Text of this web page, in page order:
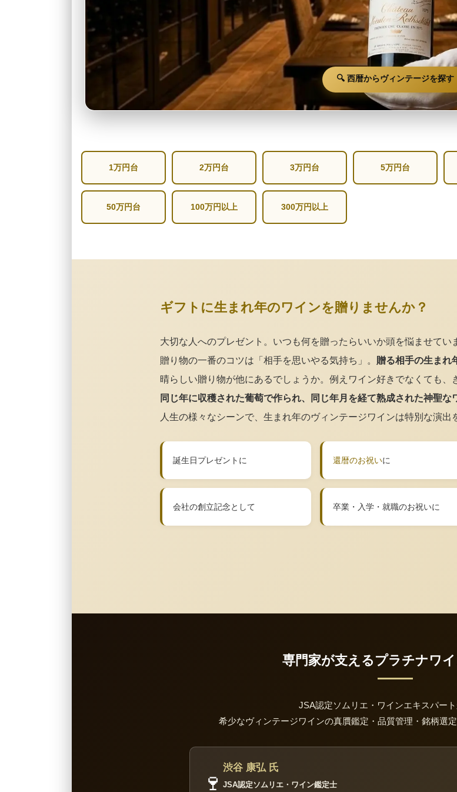
🔍 西暦からヴィンテージを探す
1万円台 2万円台 3万円台 5万円台
50万円台 100万円以上 300万円以上
ギフトに生まれ年のワインを贈りませんか？
大切な人へのプレゼント。いつも何を贈ったらいいか頭を悩ませてい
贈り物の一番のコツは「相手を思いやる気持ち」。 贈る相手の生まれ
晴らしい贈り物が他にあるでしょうか。例えワイン好きでなくても、
同じ年に収穫された葡萄で作られ、同じ年月を経て熟成された神聖な
人生の様々なシーンで、生まれ年のヴィンテージワインは特別な演出
誕生日プレゼントに 還暦のお祝いに
会社の創立記念として 卒業・入学・就職のお祝いに
専門家が支えるプラチナワ
JSA認定ソムリエ・ワインエキスパート
希少なヴィンテージワインの真贋鑑定・品質管理・銘柄選
🍷
渋谷 康弘 氏
JSA認定ソムリエ・ワイン鑑定士